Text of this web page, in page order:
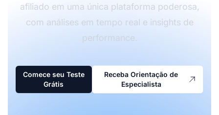
afiliado em uma única plataforma poderosa,
com análises em tempo real e insights de
performance.
Comece seu Teste
Grátis
Receba Orientação de
Especialista